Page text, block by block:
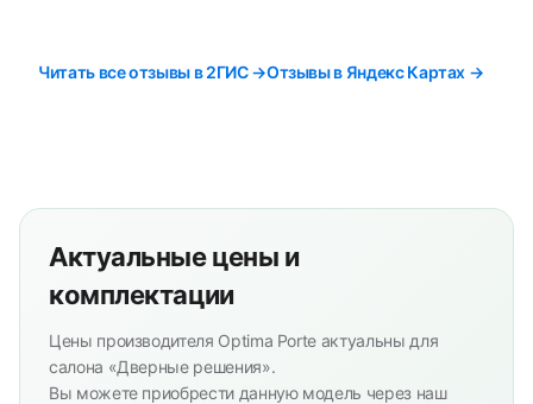
Читать все отзывы в 2ГИС →Отзывы в Яндекс Картах →
Актуальные цены и
комплектации
Цены производителя Optima Porte актуальны для
салона «Дверные решения».
Вы можете приобрести данную модель через наш